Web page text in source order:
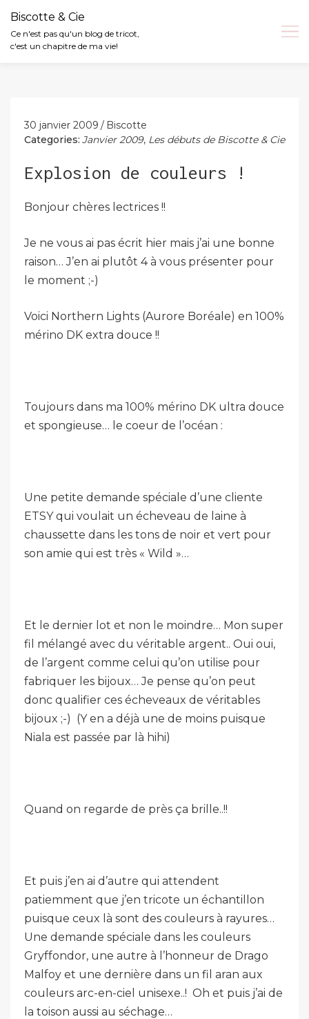
Biscotte & Cie
Ce n'est pas qu'un blog de tricot,
c'est un chapitre de ma vie!
30 janvier 2009
Biscotte
Categories: Janvier 2009, Les débuts de Biscotte & Cie
Explosion de couleurs !
Bonjour chères lectrices !!
Je ne vous ai pas écrit hier mais j’ai une bonne
raison… J’en ai plutôt 4 à vous présenter pour
le moment ;-)
Voici Northern Lights (Aurore Boréale) en 100%
mérino DK extra douce !!
Toujours dans ma 100% mérino DK ultra douce
et spongieuse… le coeur de l’océan :
Une petite demande spéciale d’une cliente
ETSY qui voulait un écheveau de laine à
chaussette dans les tons de noir et vert pour
son amie qui est très « Wild »…
Et le dernier lot et non le moindre… Mon super
fil mélangé avec du véritable argent.. Oui oui,
de l’argent comme celui qu’on utilise pour
fabriquer les bijoux… Je pense qu’on peut
donc qualifier ces écheveaux de véritables
bijoux ;-) (Y en a déjà une de moins puisque
Niala est passée par là hihi)
Quand on regarde de près ça brille..!!
Et puis j’en ai d’autre qui attendent
patiemment que j’en tricote un échantillon
puisque ceux là sont des couleurs à rayures…
Une demande spéciale dans les couleurs
Gryffondor, une autre à l’honneur de Drago
Malfoy et une dernière dans un fil aran aux
couleurs arc-en-ciel unisexe..! Oh et puis j’ai de
la toison aussi au séchage…